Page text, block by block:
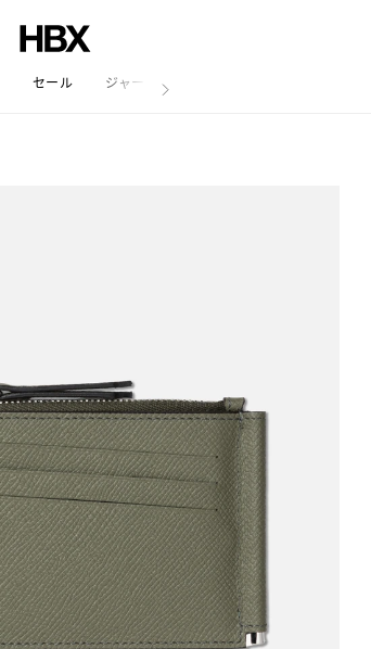
セール ジャーナル